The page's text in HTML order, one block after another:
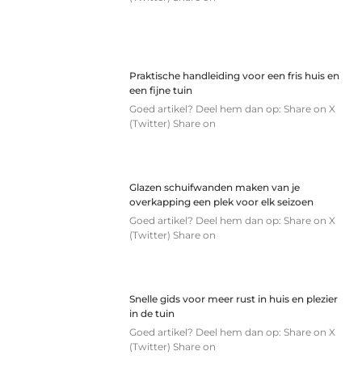
Praktische handleiding voor een fris huis en
een fijne tuin
Goed artikel? Deel hem dan op: Share on X
(Twitter) Share on
Glazen schuifwanden maken van je
overkapping een plek voor elk seizoen
Goed artikel? Deel hem dan op: Share on X
(Twitter) Share on
Snelle gids voor meer rust in huis en plezier
in de tuin
Goed artikel? Deel hem dan op: Share on X
(Twitter) Share on